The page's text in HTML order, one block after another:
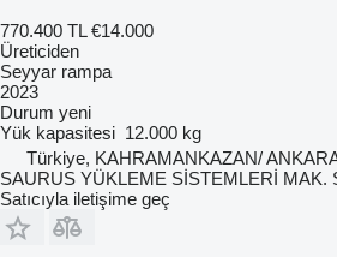
770.400 TL €14.000
Üreticiden
Seyyar rampa
2023
Durum yeni
Yük kapasitesi 12.000 kg
Türkiye, KAHRAMANKAZAN/
SAURUS YÜKLEME SİSTEMLERİ MAK.
Satıcıyla iletişime geç